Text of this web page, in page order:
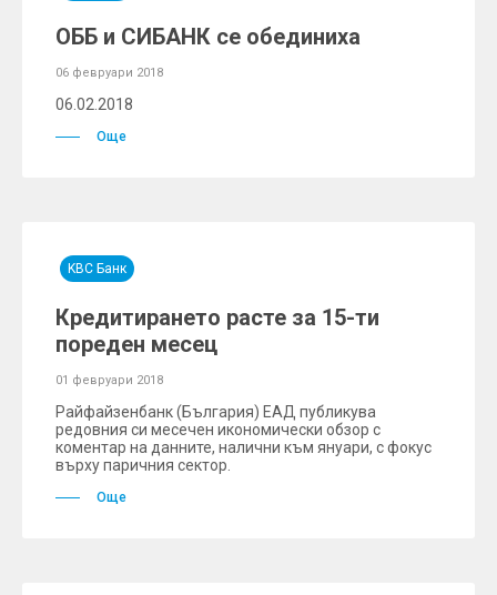
ОББ и СИБАНК се обединиха
06 февруари 2018
06.02.2018
Още
KBC Банк
Кредитирането расте за 15-ти
пореден месец
01 февруари 2018
Райфайзенбанк (България) ЕАД публикува
редовния си месечен икономически обзор с
коментар на данните, налични към януари, с фокус
върху паричния сектор.
Още